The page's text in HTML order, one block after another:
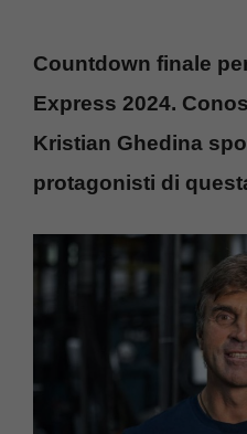
Countdown finale
Express 2024.
Kristian Ghedina
protagonisti di